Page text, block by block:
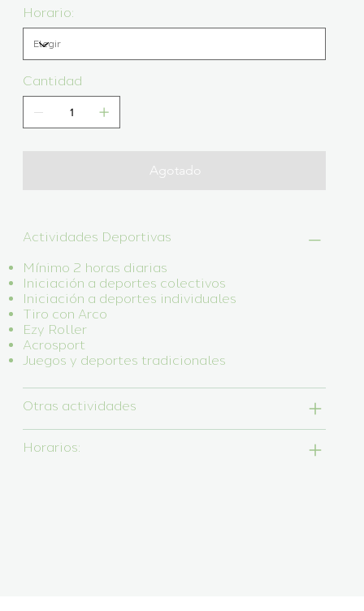
Horario:
Cantidad
Agotado
Actividades Deportivas
Mínimo 2 horas diarias
Iniciación a deportes colectivos
Iniciación a deportes individuales
Tiro con Arco
Ezy Roller
Acrosport
Juegos y deportes tradicionales
Otras actividades
Horarios: